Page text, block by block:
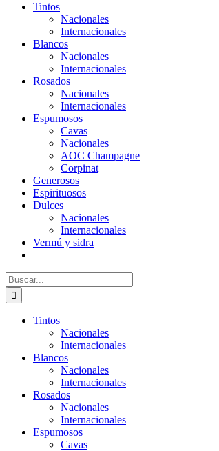
Tintos
Nacionales
Internacionales
Blancos
Nacionales
Internacionales
Rosados
Nacionales
Internacionales
Espumosos
Cavas
Nacionales
AOC Champagne
Corpinat
Generosos
Espirituosos
Dulces
Nacionales
Internacionales
Vermú y sidra
Buscar:
Tintos
Nacionales
Internacionales
Blancos
Nacionales
Internacionales
Rosados
Nacionales
Internacionales
Espumosos
Cavas